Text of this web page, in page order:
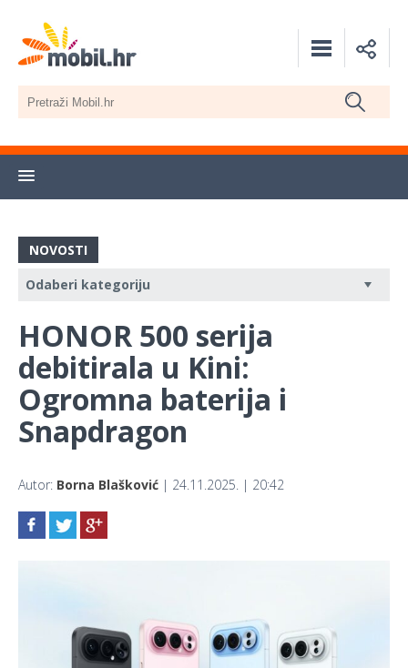
NOVOSTI
HONOR 500 serija
debitirala u Kini:
Ogromna baterija i
Snapdragon
Autor: Borna Blašković | 24.11.2025. | 20:42